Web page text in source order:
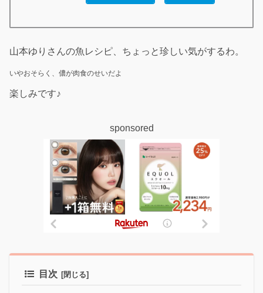
山本ゆりさんの魚レシピ、ちょっと珍しい気がするわ。
いやおそらく、儂が肉食のせいだよ
楽しみです♪
sponsored
目次